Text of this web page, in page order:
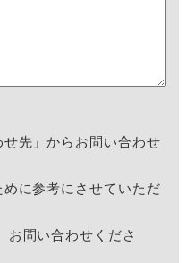
先」からお問い合わせ
に参考にさせていただ
お問い合わせくださ